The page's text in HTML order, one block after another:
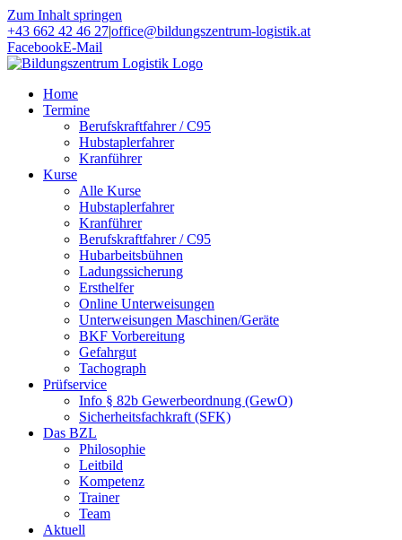
Zum Inhalt springen
+43 662 42 46 27|office@bildungszentrum-logistik.at
FacebookE-Mail
Home
Termine
Berufskraftfahrer / C95
Hubstaplerfahrer
Kranführer
Kurse
Alle Kurse
Hubstaplerfahrer
Kranführer
Berufskraftfahrer / C95
Hubarbeitsbühnen
Ladungssicherung
Ersthelfer
Online Unterweisungen
Unterweisungen Maschinen/Geräte
BKF Vorbereitung
Gefahrgut
Tachograph
Prüfservice
Info § 82b Gewerbeordnung (GewO)
Sicherheitsfachkraft (SFK)
Das BZL
Philosophie
Leitbild
Kompetenz
Trainer
Team
Aktuell